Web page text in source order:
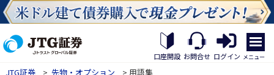
口座開設 お問合せ ログイン
繝｡
繝
九
メニュー
JTG証券 > 先物・オプション > 用語集